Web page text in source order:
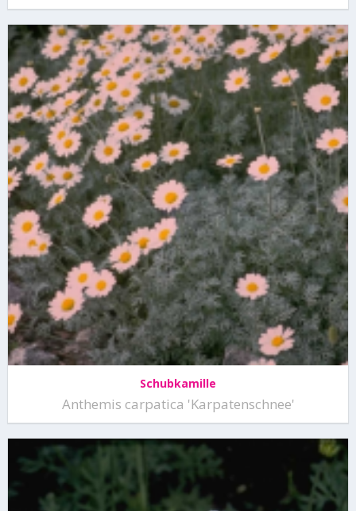
Schubkamille
Anthemis carpatica 'Karpatenschnee'